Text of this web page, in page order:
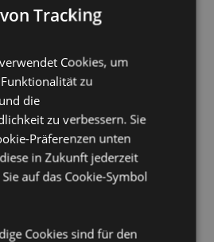
(2)
Tracking
Cookies, um
zu
die
zu verbessern. Sie
Präferenzen unten
in Zukunft jederzeit
auf das Cookie-Symbol
Cookies sind für den